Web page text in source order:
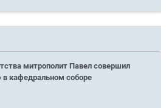
митрополит Павел совершил
кафедральном соборе